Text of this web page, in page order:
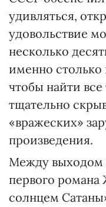
удивляться,
удовольствие
несколько
именно столько
чтобы найти все
тщательно
«вражеских»
произведения.
Между выходом
первого
солнцем